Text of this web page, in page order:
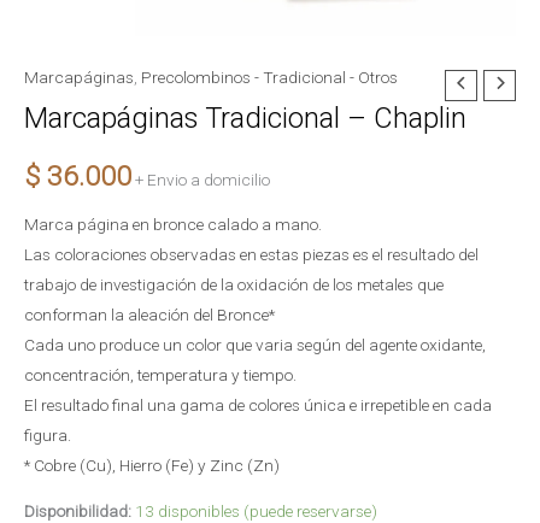
Marcapáginas Precolombinos - Tradicional - Otros
Marcapáginas Tradicional – Chaplin
$ 36.000+ Envio a domicilio
Marca página en bronce calado a mano.
Las coloraciones observadas en estas piezas es el resultado del
trabajo de investigación de la oxidación de los metales que
conforman la aleación del Bronce*
Cada uno produce un color que varia según del agente oxidante,
concentración, temperatura y tiempo.
El resultado final una gama de colores única e irrepetible en cada
figura.
* Cobre (Cu), Hierro (Fe) y Zinc (Zn)
Disponibilidad: 13 disponibles (puede reservarse)
Marcapáginas
Tradicional
Chaplin